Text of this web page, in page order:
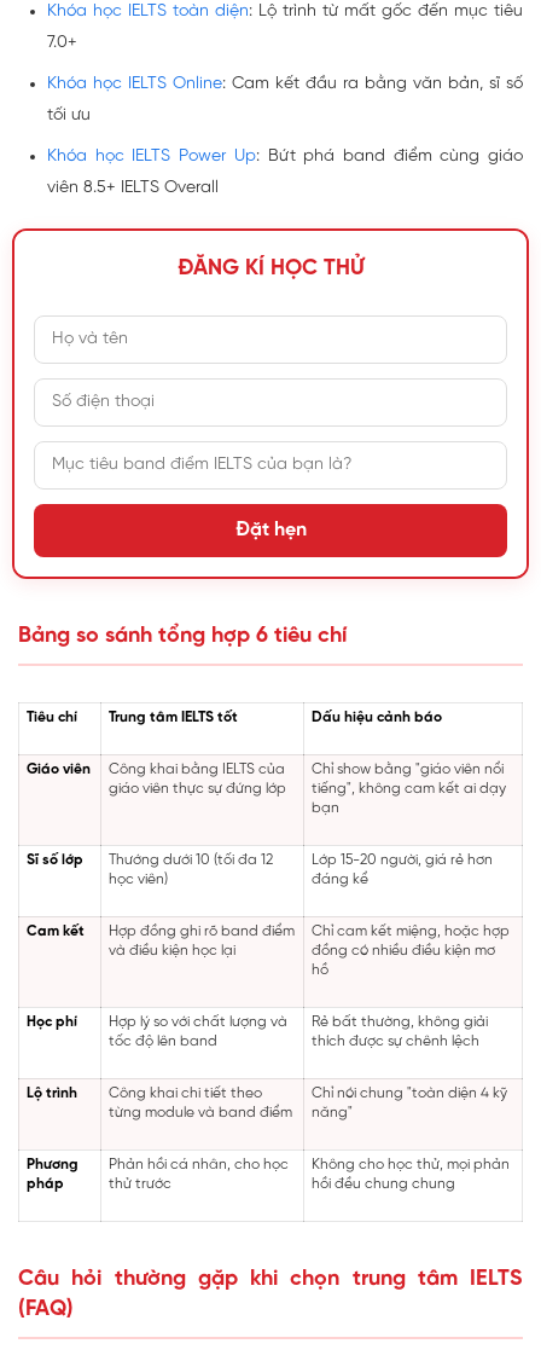
Khóa học IELTS toàn diện: Lộ trình từ mất gốc đến mục tiêu
7.0+
Khóa học IELTS Online: Cam kết đầu ra bằng văn bản, sĩ số
tối ưu
Khóa học IELTS Power Up: Bứt phá band điểm cùng giáo
viên 8.5+ IELTS Overall
ĐĂNG KÍ HỌC THỬ
Đặt hẹn
Bảng so sánh tổng hợp 6 tiêu chí
Tiêu chí Trung tâm IELTS tốt Dấu hiệu cảnh báo
Giáo viên
Công khai bằng IELTS của
giáo viên thực sự đứng lớp
Chỉ show bằng "giáo viên nổi
tiếng", không cam kết ai dạy
bạn
Sĩ số lớp
Thướng dưới 10 (tối đa 12
học viên)
Lớp 15-20 người, giá rẻ hơn
đáng kể
Cam kết
Hợp đồng ghi rõ band điểm
và điều kiện học lại
Chỉ cam kết miệng, hoặc hợp
đồng có nhiều điều kiện mơ
hồ
Học phí
Hợp lý so với chất lượng và
tốc độ lên band
Rẻ bất thường, không giải
thích được sự chênh lệch
Lộ trình
Công khai chi tiết theo
từng module và band điểm
Chỉ nói chung "toàn diện 4 kỹ
năng"
Phương
pháp
Phản hồi cá nhân, cho học
thử trước
Không cho học thử, mọi phản
hồi đều chung chung
Câu hỏi thường gặp khi chọn trung tâm IELTS
(FAQ)